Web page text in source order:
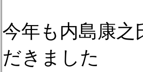
今年も内島康
だきました